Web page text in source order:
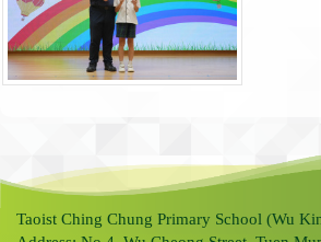
Taoist Ching Chung Primary School (Wu